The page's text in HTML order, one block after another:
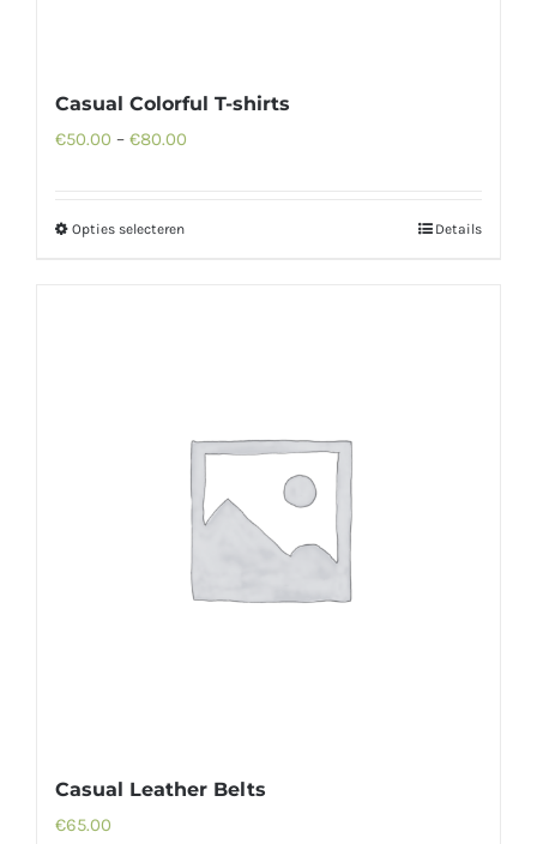
Casual Colorful T-shirts
€50.00 – €80.00
Opties selecteren Details
Casual Leather Belts
€65.00